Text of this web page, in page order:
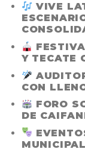
VIVE
Y TECATE
CON
FORO
DE